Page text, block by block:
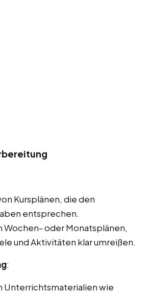
Kursplänen, die den
entsprechen.
Wochen- oder Monatsplänen,
und Aktivitäten klar umreißen.
:
Unterrichtsmaterialien wie